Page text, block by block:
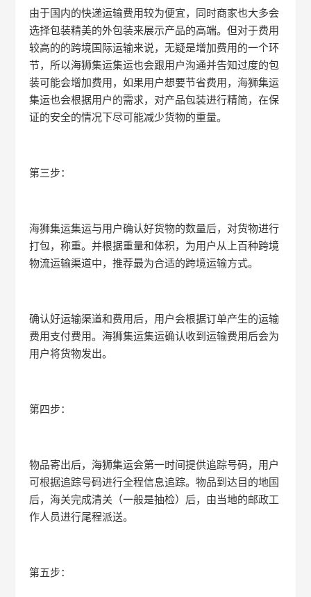
由于国内的快递运输费用较为便宜，同时商家也大多会
选择包装精美的外包装来展示产品的高端。但对于费用
较高的的跨境国际运输来说，无疑是增加费用的一个环
节，所以海狮集运集运也会跟用户沟通并告知过度的包
装可能会增加费用，如果用户想要节省费用，海狮集运
集运也会根据用户的需求，对产品包装进行精简，在保
证的安全的情况下尽可能减少货物的重量。
第三步：
海狮集运集运与用户确认好货物的数量后，对货物进行
打包，称重。并根据重量和体积，为用户从上百种跨境
物流运输渠道中，推荐最为合适的跨境运输方式。
确认好运输渠道和费用后，用户会根据订单产生的运输
费用支付费用。海狮集运集运确认收到运输费用后会为
用户将货物发出。
第四步：
物品寄出后，海狮集运会第一时间提供追踪号码，用户
可根据追踪号码进行全程信息追踪。物品到达目的地国
后，海关完成清关（一般是抽检）后，由当地的邮政工
作人员进行尾程派送。
第五步：